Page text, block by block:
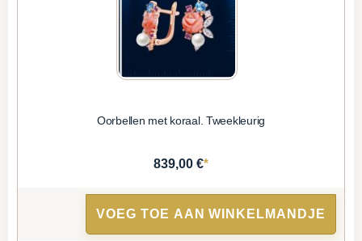
Oorbellen met koraal. Tweekleurig
839,00 €*
VOEG TOE AAN WINKELMANDJE